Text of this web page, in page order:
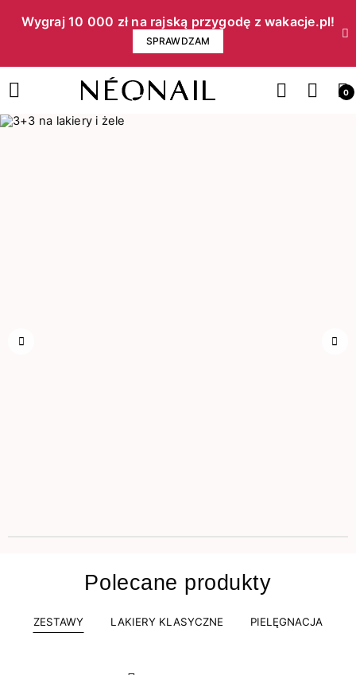
Wygraj 10 000 zł na rajską przygodę z wakacje.pl!​
SPRAWDZAM
0
Polecane produkty
ZESTAWY LAKIERY KLASYCZNE PIELĘGNACJA